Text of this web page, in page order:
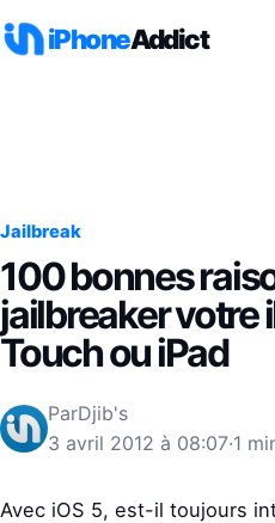
iPhoneAddict
Jailbreak
100 bonnes
jailbreaker votre
Touch ou iPad
ParDjib's
3 avril 2012 à 08:07·1
Avec iOS 5, est-il toujours